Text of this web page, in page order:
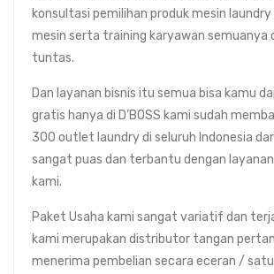
konsultasi pemilihan produk mesin
mesin serta training karyawan semuanya
tuntas.
Dan layanan bisnis itu semua bisa kamu
gratis hanya di D’BOSS kami sudah
300 outlet laundry di seluruh Indonesia
sangat puas dan terbantu dengan
kami.
Paket Usaha kami sangat variatif dan
kami merupakan distributor tangan
menerima pembelian secara eceran /